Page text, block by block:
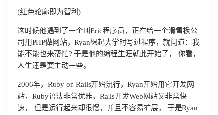
(红色轮廓即为智利)
这时候他遇到了一个叫Eric程序员，正在给一个滑雪板公
司用PHP做网站，Ryan想起大学时写过程序，就问道：我
能不能也来帮忙? 于是他的编程生涯就此开始了， 你看，
人生还是要主动一些。
2006年，Ruby on Rails开始流行，Ryan开始用它开发网
站，Ruby语法非常优雅，Rails开发Web网站又非常快
速， 但是运行起来却很慢，并且不容易扩展， 于是Ryan